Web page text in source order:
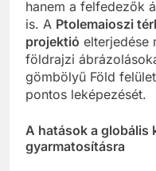
hanem a felfedezők
is. A Ptolemaioszi
projektió elterjedése
földrajzi
gömbölyű Föld
pontos leképezését.
A hatások a globális
gyarmatosításra